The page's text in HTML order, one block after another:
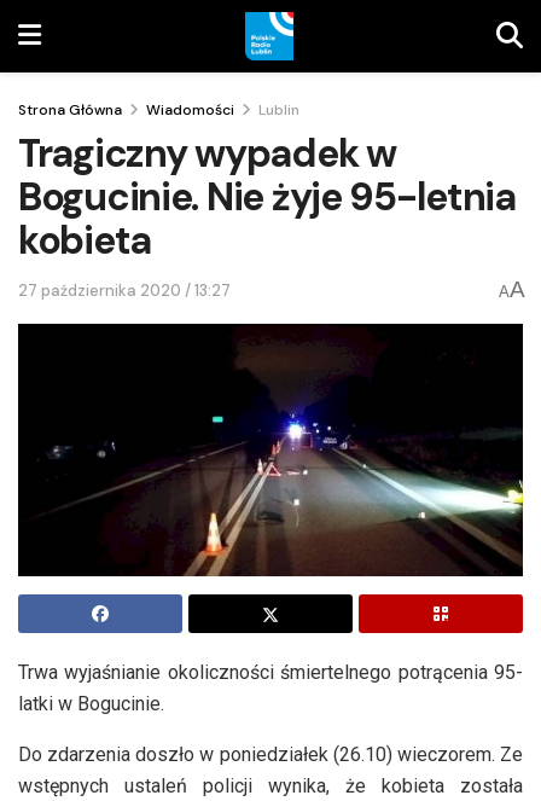
Strona Główna Wiadomości Lublin
Tragiczny wypadek w
Bogucinie. Nie żyje 95-letnia
kobieta
27 października 2020 / 13:27 AA
Trwa wyjaśnianie okoliczności śmiertelnego potrącenia 95-
latki w Bogucinie.
Do zdarzenia doszło w poniedziałek (26.10) wieczorem. Ze
wstępnych ustaleń policji wynika, że kobieta została